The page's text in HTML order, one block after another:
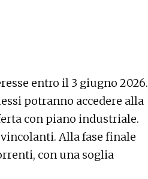
entro il 3 giugno 2026.
potranno accedere alla
con piano industriale.
Alla fase finale
con una soglia